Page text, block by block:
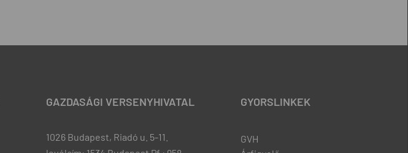
GAZDASÁGI VERSENYHIVATAL
1026 Budapest, Riadó u. 5-11.
GYORSLINKEK
GVH